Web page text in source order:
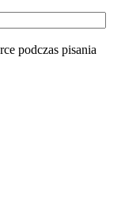
podczas pisania